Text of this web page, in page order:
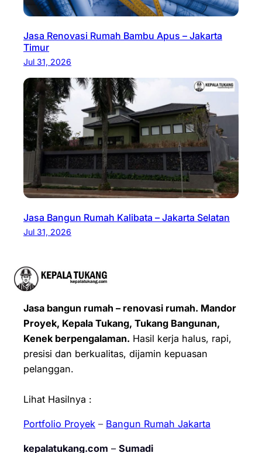
Jasa Renovasi Rumah Bambu Apus – Jakarta
Timur
Jul 31, 2026
Jasa Bangun Rumah Kalibata – Jakarta Selatan
Jul 31, 2026
Jasa bangun rumah – renovasi rumah. Mandor
Proyek, Kepala Tukang, Tukang Bangunan,
Kenek berpengalaman. Hasil kerja halus, rapi,
presisi dan berkualitas, dijamin kepuasan
pelanggan.
Lihat Hasilnya :
Portfolio Proyek – Bangun Rumah Jakarta
kepalatukang.com – Sumadi